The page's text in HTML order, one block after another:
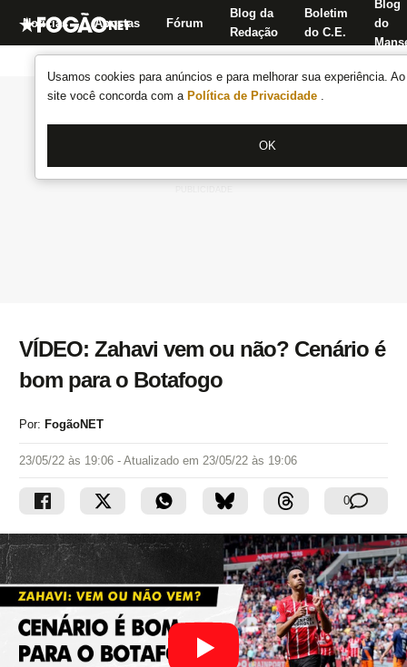
Usamos cookies para anúncios e para melhorar sua experiência.
site você concorda com a Política de Privacidade .
OK
Notícias Apostas Fórum
Blog da
Redação
Boletim
do C.E.
Blog
do
VÍDEO: Zahavi vem ou não? Cenário é
bom para o Botafogo
Por: FogãoNET
23/05/22 às 19:06 - Atualizado em 23/05/22 às 19:06
0